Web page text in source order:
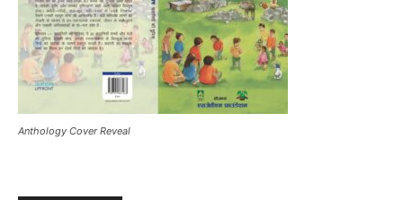
Anthology Cover Reveal